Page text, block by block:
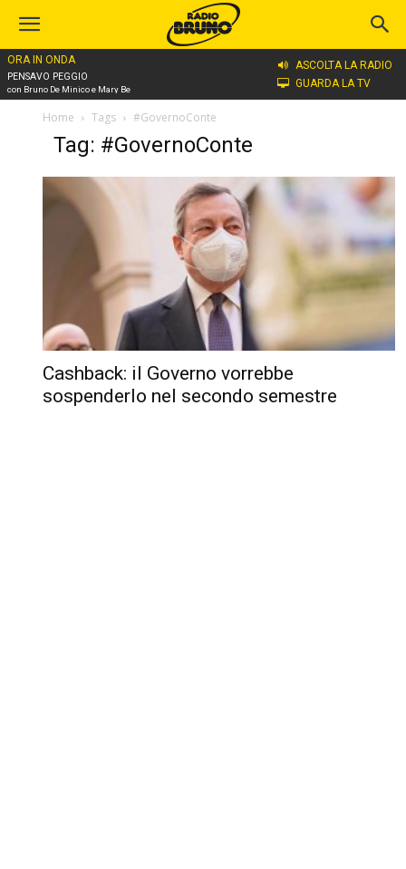
ORA IN ONDA
PENSAVO PEGGIO
con Bruno De Minico e Mary Be
ASCOLTA LA RADIO
GUARDA LA TV
Home Tags #GovernoConte
Tag: #GovernoConte
Cashback: il Governo vorrebbe
sospenderlo nel secondo semestre